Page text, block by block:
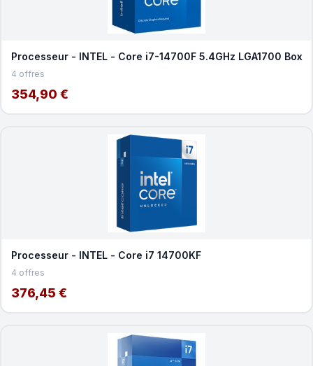
Processeur - INTEL - Core i7-14700F 5.4GHz LGA1700 Box
4 offres
354,90 €
Processeur - INTEL - Core i7 14700KF
4 offres
376,45 €